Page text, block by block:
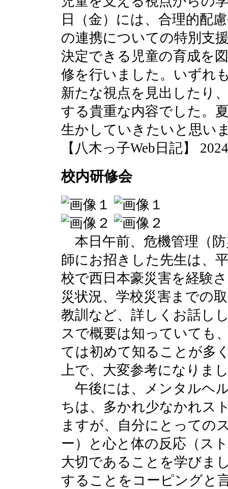
日（金）には、合理的配
の連携についての特別支
決定できる児童の育成を
修を行いました。いずれ
新たな視点を見出したり
する貴重な内容でした。
生かしていきたいと思い
【八木っ子Web日記】
校内研修会
本日午前、危機管理（
師にお招きした先生は、
校で西日本豪災害を経験
災状況、学校災害までの
教訓など、詳しくお話し
スで概要は知っていても
ては初めて知ることが多
上で、大変参考になりま
午後には、メンタルヘ
ちは、多かれ少なかれス
ますが、自分にとっての
ー）と心と体の反応（ス
大切であることを学びま
することをコーピングと